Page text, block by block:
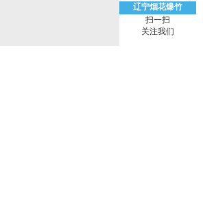
辽宁烟花爆竹
扫一扫
关注我们